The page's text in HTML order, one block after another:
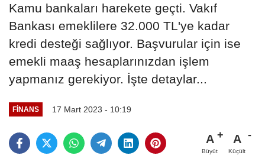
Kamu bankaları harekete geçti. Vakıf
Bankası emeklilere 32.000 TL'ye kadar
kredi desteği sağlıyor. Başvurular için ise
emekli maaş hesaplarınızdan işlem
yapmanız gerekiyor. İşte detaylar...
FINANS 17 Mart 2023 - 10:19
A
Büyüt
A
Küçült